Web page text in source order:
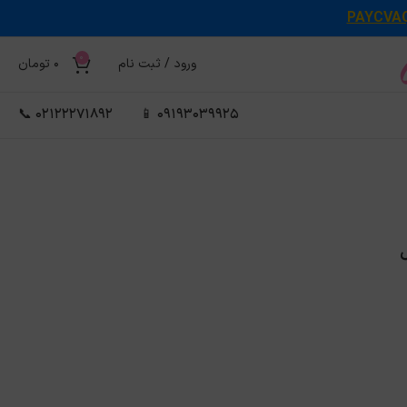
ورود / ثبت نام 0
0 تومان
09193039925 📱
02122271892 📞